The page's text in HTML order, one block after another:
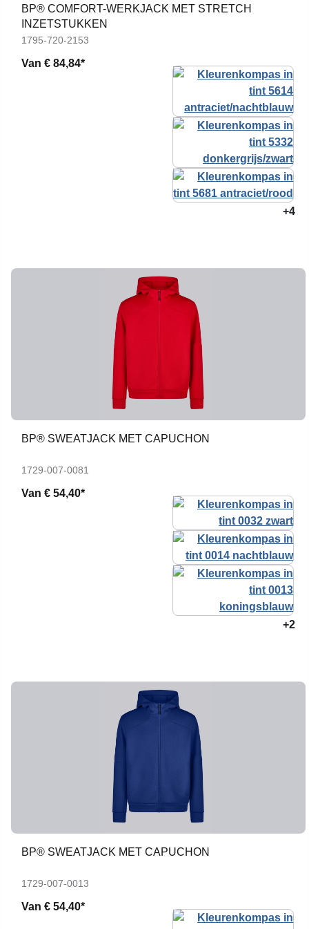
BP® COMFORT-WERKJACK MET STRETCH
INZETSTUKKEN
1795-720-2153
Van € 84,84*
+4
BP® SWEATJACK MET CAPUCHON
1729-007-0081
Van € 54,40*
+2
BP® SWEATJACK MET CAPUCHON
1729-007-0013
Van € 54,40*